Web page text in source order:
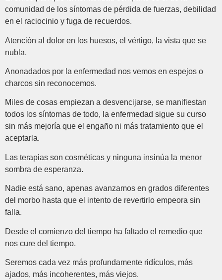
comunidad de los síntomas de pérdida de fuerzas, debilidad
en el raciocinio y fuga de recuerdos.
Atención al dolor en los huesos, el vértigo, la vista que se
nubla.
Anonadados por la enfermedad nos vemos en espejos o
charcos sin reconocemos.
Miles de cosas empiezan a desvencijarse, se manifiestan
todos los síntomas de todo, la enfermedad sigue su curso
sin más mejoría que el engaño ni más tratamiento que el
aceptarla.
Las terapias son cosméticas y ninguna insinúa la menor
sombra de esperanza.
Nadie está sano, apenas avanzamos en grados diferentes
del morbo hasta que el intento de revertirlo empeora sin
falla.
Desde el comienzo del tiempo ha faltado el remedio que
nos cure del tiempo.
Seremos cada vez más profundamente ridículos, más
ajados, más incoherentes, más viejos.